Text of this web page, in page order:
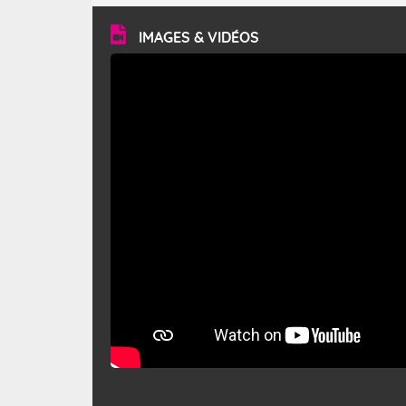
vitesse moyenne de 50 km/h et atteindre 80 à 100 km/h
en rafales, parfois davantage. Il parcourt la basse vallée
du Rhône et la Provence et envahit le littoral
méditerranéen à partir de la Camargue.
IMAGES & VIDÉOS